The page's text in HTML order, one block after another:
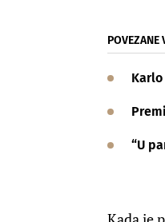
POVEZANE
“U